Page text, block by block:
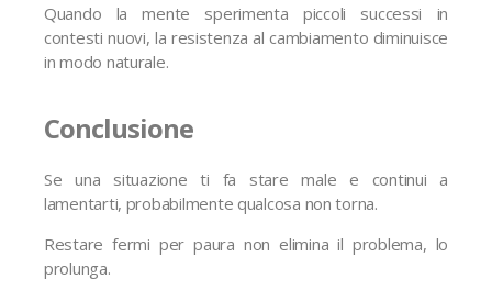
Quando la mente sperimenta piccoli successi in
contesti nuovi, la resistenza al cambiamento diminuisce
in modo naturale.
Conclusione
Se una situazione ti fa stare male e continui a
lamentarti, probabilmente qualcosa non torna.
Restare fermi per paura non elimina il problema, lo
prolunga.